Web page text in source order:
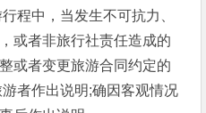
中，当发生不可抗力、
或者非旅行社责任造成的
或者变更旅游合同约定的
者作出说明;确因客观情况